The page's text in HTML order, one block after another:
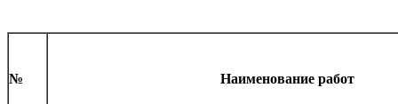
№ Наименование работ